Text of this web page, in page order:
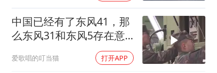
中国已经有了东风41，那
么东风31和东风5存在意
爱歌唱的叮当猫 打开APP